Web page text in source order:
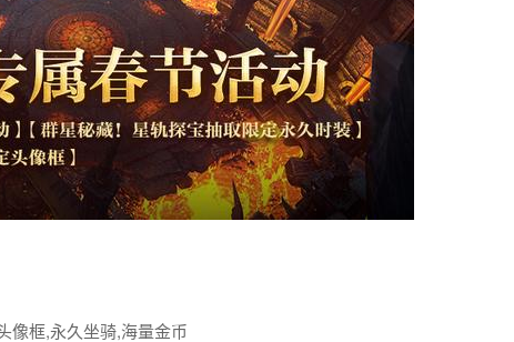
专属活动一览
以在春节活动设计上也略有区别。本怀旧服和正式服各开放对应专属